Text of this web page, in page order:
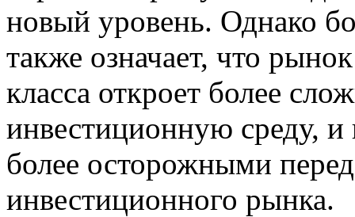
новый уровень. Однако
также означает, что
класса откроет более
инвестиционную среду, и
более осторожными
инвестиционного рынка.